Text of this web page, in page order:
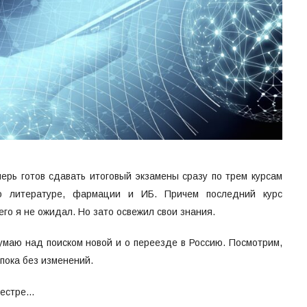
готов сдавать итоговый экзамены сразу по трем курсам
литературе, фармации и ИБ. Причем последний курс
я не ожидал. Но зато освежил свои знания.
над поиском новой и о переезде в Россию. Посмотрим,
без изменений.